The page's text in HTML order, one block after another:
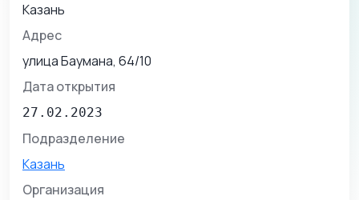
Казань
Адрес
улица Баумана, 64/10
Дата открытия
27.02.2023
Подразделение
Казань
Организация